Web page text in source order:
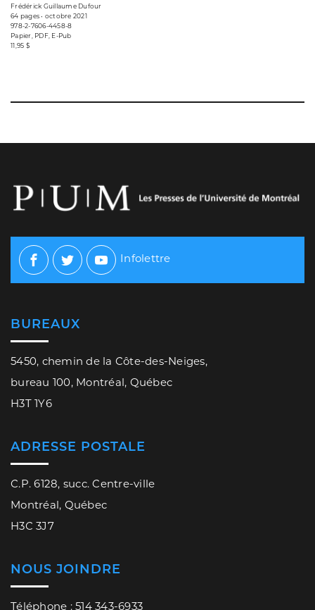
Frédérick Guillaume Dufour
64 pages • octobre 2021
978-2-7606-4458-8
Papier, PDF, E-Pub
11,95 $
Facebook
TwitterYoutube
Infolettre
BUREAUX
5450, chemin de la Côte-des-Neiges,
bureau 100, Montréal, Québec
H3T 1Y6
ADRESSE POSTALE
C.P. 6128, succ. Centre-ville
Montréal, Québec
H3C 3J7
NOUS JOINDRE
Téléphone : 514 343-6933